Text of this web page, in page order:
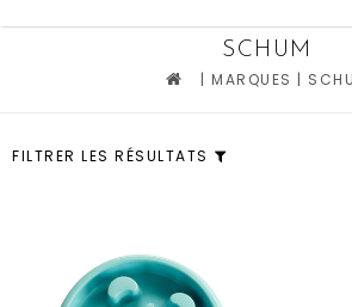
SCHUM
| MARQUES |
FILTRER LES RÉSULTATS